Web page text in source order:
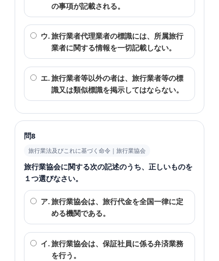
の事項が記載される。
ウ.旅行業者代理業者の標識には、所属旅行
業者に関する情報を一切記載しない。
エ.旅行業者等以外の者は、旅行業者等の標
識又は類似標識を掲示してはならない。
問8
旅行業法及びこれに基づく命令｜旅行業協会
旅行業協会に関する次の記述のうち、正しいものを
１つ選びなさい。
ア.旅行業協会は、旅行代金を全国一律に定
める機関である。
イ.旅行業協会は、保証社員に係る弁済業務
を行う。